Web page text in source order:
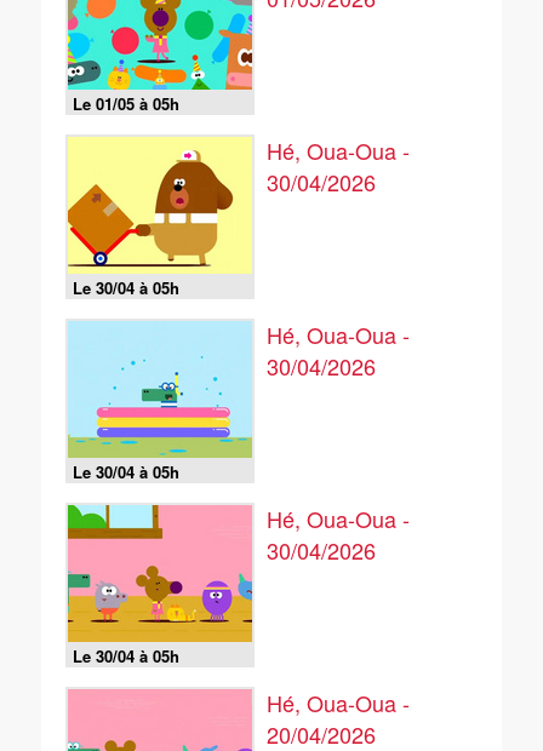
Le 01/05 à 05h
Le 30/04 à 05h
Hé, Oua-Oua -
30/04/2026
Le 30/04 à 05h
Hé, Oua-Oua -
30/04/2026
Le 30/04 à 05h
Hé, Oua-Oua -
30/04/2026
Hé, Oua-Oua -
20/04/2026